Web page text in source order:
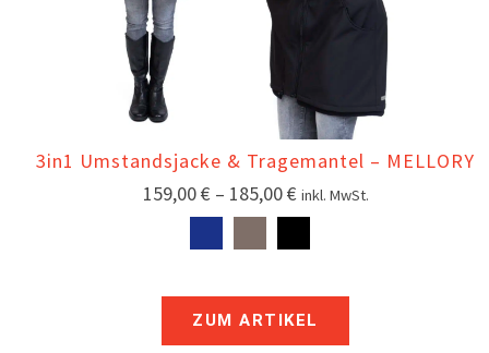
3in1 Umstandsjacke & Tragemantel – MELLORY
159,00€– 185,00€ inkl. MwSt.
ZUM ARTIKEL